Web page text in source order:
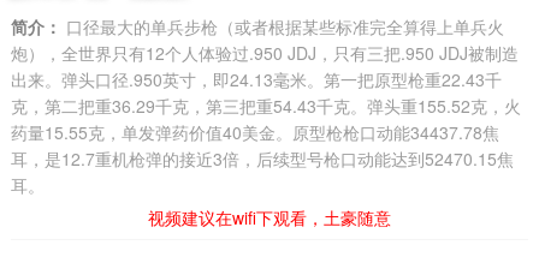
简介： 口径最大的单兵步枪（或者根据某些标准完全算得上单兵火
炮），全世界只有12个人体验过.950 JDJ，只有三把.950 JDJ被制造
出来。弹头口径.950英寸，即24.13毫米。第一把原型枪重22.43千
克，第二把重36.29千克，第三把重54.43千克。弹头重155.52克，火
药量15.55克，单发弹药价值40美金。原型枪枪口动能34437.78焦
耳，是12.7重机枪弹的接近3倍，后续型号枪口动能达到52470.15焦
耳。
视频建议在wifi下观看，土豪随意